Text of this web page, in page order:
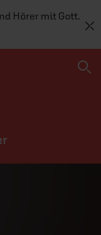
Hörer mit Gott.